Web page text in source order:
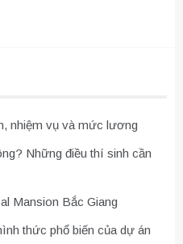
nhiệm vụ và mức lương
Những điều thí sinh cần
Mansion Bắc Giang
thức phổ biến của dự án